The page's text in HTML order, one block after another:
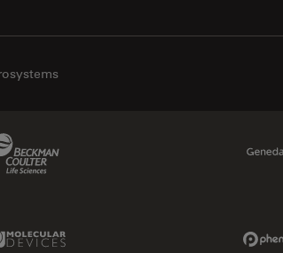
Molecular Devices Link